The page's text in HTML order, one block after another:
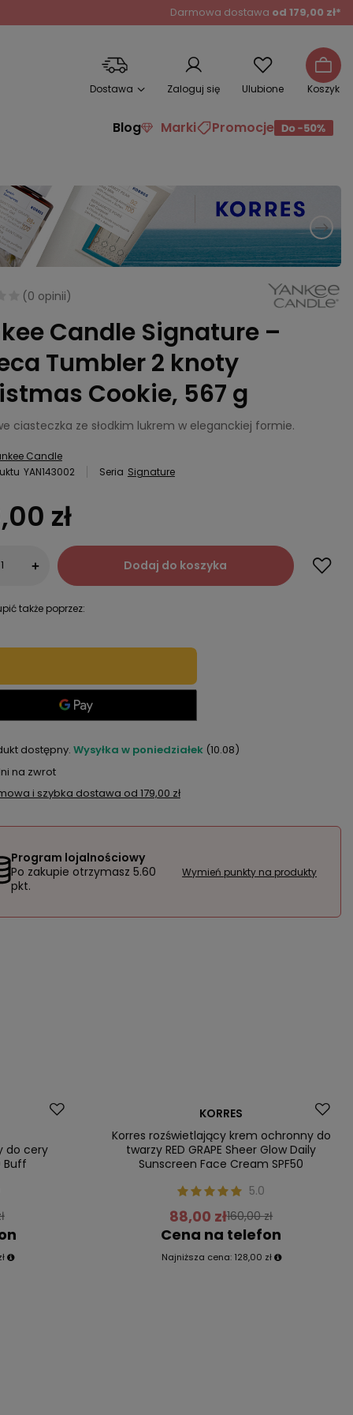
Darmowa dostawa od 179,00 zł*
Dostawa Zaloguj się Ulubione Koszyk
Blog Marki Promocje
(0 opinii)
Candle Signature –
Tumbler 2 knoty
Cookie, 567 g
ciasteczka ze słodkim lukrem w eleganckiej formie.
Candle
YAN143002 Seria Signature
zł
+ Dodaj do koszyka
także poprzez:
dostępny Wysyłka w poniedziałek (10.08)
na zwrot
i szybka dostawa od 179,00 zł
Program lojalnościowy
Po zakupie otrzymasz 5.60
pkt.
Wymień punkty na produkty
do cery
Buff
KORRES
Korres rozświetlający krem ochronny do
twarzy RED GRAPE Sheer Glow Daily
Sunscreen Face Cream SPF50
5.0
88,00 zł160,00 zł
Cena na telefon
Najniższa cena: 128,00 zł